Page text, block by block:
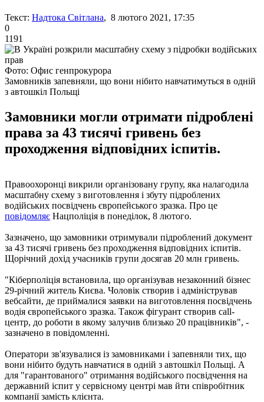
Текст: Надтока Світлана, 8 лютого 2021, 17:35
0
1191
Фото: Офис генпрокурора
Замовників запевняли, що вони нібито навчатимуться в одній
з автошкіл Польщі
Замовники могли отримати підроблені
права за 43 тисячі гривень без
проходження відповідних іспитів.
Правоохоронці викрили організовану групу, яка налагодила
масштабну схему з виготовлення і збуту підроблених
водійських посвідчень європейського зразка. Про це
повідомляє Нацполіція в понеділок, 8 лютого.
Зазначено, що замовники отримували підроблений документ
за 43 тисячі гривень без проходження відповідних іспитів.
Щорічний дохід учасників групи досягав 20 млн гривень.
"Кіберполіція встановила, що організував незаконний бізнес
29-річний житель Києва. Чоловік створив і адміністрував
вебсайти, де приймалися заявки на виготовлення посвідчень
водія європейського зразка. Також фігурант створив сall-
центр, до роботи в якому залучив близько 20 працівників", -
зазначено в повідомленні.
Оператори зв'язувалися із замовниками і запевняли тих, що
вони нібито будуть навчатися в одній з автошкіл Польщі. А
для "гарантованого" отримання водійського посвідчення на
державний іспит у сервісному центрі мав йти співробітник
компанії замість клієнта.